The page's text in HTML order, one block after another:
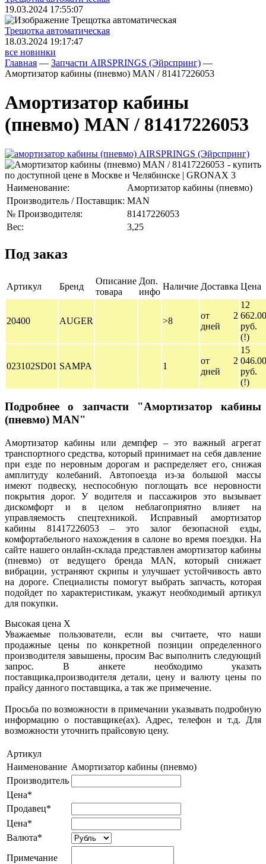
19.03.2024 17:55:07
Трещoтка автоматическая
18.03.2024 19:17:47
все новинки
Главная — Запчасти AIRSPRINGS (Эйрспринг) —
Амортизатор кабины (пневмо) MAN / 81417226053
Амортизатор кабины
(пневмо) MAN / 81417226053
Наименование:
Амортизатор кабины (пневмо)
Производитель / Поставщик: MAN
№ Производителя:
81417226053
Вес:
3,25
Под заказ
Артикул Бренд
Описание
товара
Доп.
инфо
Наличие Доставка Цена
20400 AUGER >8
от 2
дней
12
662.00
руб.
(!)
023102SD01 SAMPA 1
от 2
дней
15
046.00
руб.
(!)
Подробнее о запчасти "Амортизатор кабины
(пневмо) MAN"
Амортизатор кабины или демпфер – это важный агрегат
транспортного средства, который принимает на себя давление
при езде по неровным дорогам и распределяет его, снижая
амплитуду колебаний. Автопоезда из-за большой массы
имеют подвеску, неспособную поглощать все неровности
покрытия дорог. У водителя и пассажиров это вызывает
дискомфорт и в целом неблагоприятно влияет на
управляемость спецтехникой. Исправный амортизатор
кабины 81417226053 – это залог безопасной езды,
комфортабельного нахождения в салоне во время поездки. На
сайте нашего онлайн-склада представлен амортизатор кабины
(пневмо) от ведущего бренда MAN, который снижает
вибрации, устраняют скрипы и улучшает устойчивость авто
на дороге. Специалисты помогут выбрать запчасть, которая
подойдет по характеристикам, укажут необходимый артикул
для покупки.
Высокая цена X
Уважаемые пользователи, если вы считаете, что наши
продажные цены по конкретной позиции определенного
производителя завышены, просим Вас выполнить следующий
запрос. В анкете необходимо указать
поставщика,производителя детали, цену и валюту цены по
прайсу данного поставщика, а так же примечение.
Просьба по возможности в примечании указывать подробную
информацию о поставщике(ах). Адрес, телефон и т.д. Для
возможности уточнить прайсовую цену.
Артикул
Наименование Амортизатор кабины (пневмо)
Производитель
Цена*
Продавец*
Цена*
Валюта*
Примечание